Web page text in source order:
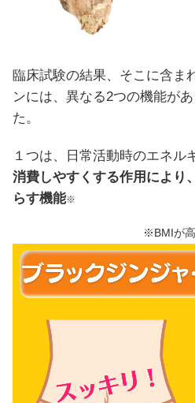
臨床試験の結果、そこに含ま
ンには、異なる2つの機能が
た。
１つは、日常活動時のエネル
消費しやすくする作用により
らす機能※
※BMIが